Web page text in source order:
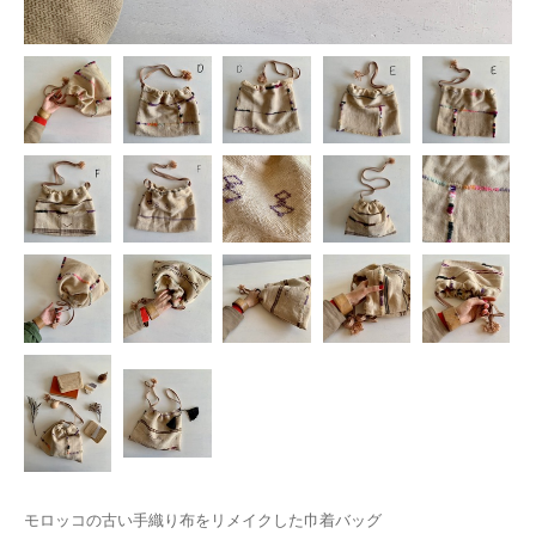
モロッコの古い手織り布をリメイクした巾着バッグ